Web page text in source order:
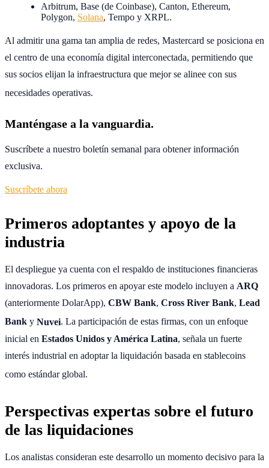
Arbitrum, Base (de Coinbase), Canton, Ethereum,
Polygon, Solana, Tempo y XRPL.
Al admitir una gama tan amplia de redes, Mastercard se posiciona en
el centro de una economía digital interconectada, permitiendo que
sus socios elijan la infraestructura que mejor se alinee con sus
necesidades operativas.
Manténgase a la vanguardia.
Suscríbete a nuestro boletín semanal para obtener información
exclusiva.
Suscríbete ahora
Primeros adoptantes y apoyo de la
industria
El despliegue ya cuenta con el respaldo de instituciones financieras
innovadoras. Los primeros en apoyar este modelo incluyen a ARQ
(anteriormente DolarApp), CBW Bank, Cross River Bank, Lead
Bank y Nuvei. La participación de estas firmas, con un enfoque
inicial en Estados Unidos y América Latina, señala un fuerte
interés industrial en adoptar la liquidación basada en stablecoins
como estándar global.
Perspectivas expertas sobre el futuro
de las liquidaciones
Los analistas consideran este desarrollo un momento decisivo para la